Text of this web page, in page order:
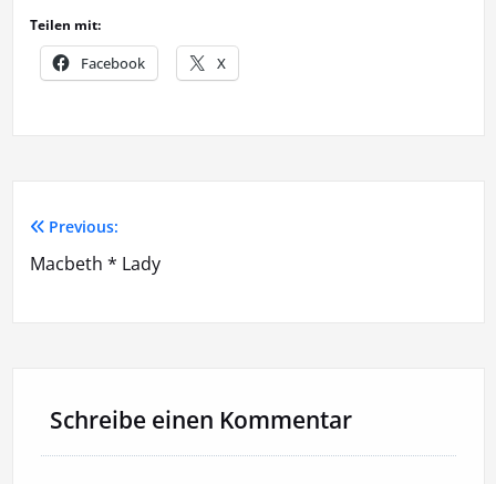
Teilen mit:
Facebook X
Beitragsnavigation
Previous:
Macbeth * Lady
Schreibe einen Kommentar